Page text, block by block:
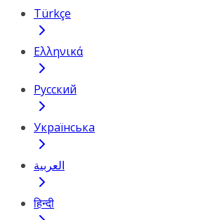
Türkçe
Ελληνικά
Русский
Українська
العربية
हिन्दी